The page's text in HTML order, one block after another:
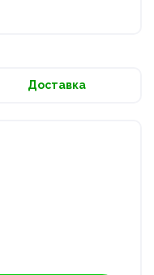
Доставка